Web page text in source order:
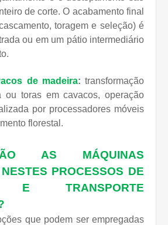
de corte. O acabamento final
toragem e seleção) é
ou em um pátio intermediário
de madeira: transformação
ou toras em cavacos, operação
por processadores móveis
florestal.
AS MÁQUINAS
TES PROCESSOS DE
E TRANSPORTE
que podem ser empregadas